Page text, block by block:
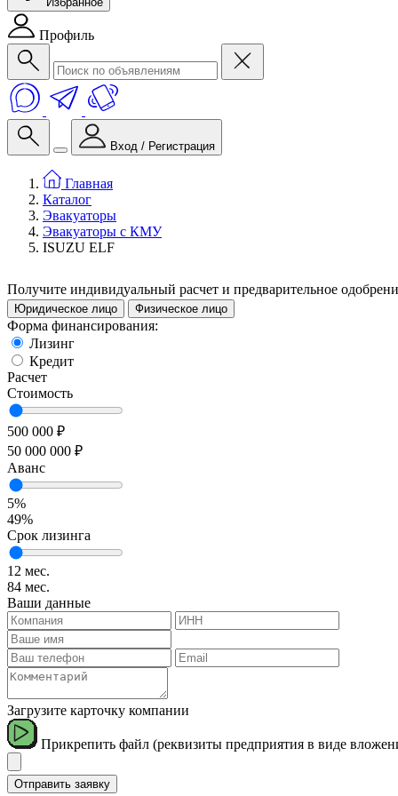
Профиль
Вход / Регистрация
Главная
Каталог
Эвакуаторы
Эвакуаторы с КМУ
ISUZU ELF
Получите индивидуальный расчет и предварительное
Юридическое лицо Физическое лицо
Форма финансирования:
Лизинг
Кредит
Расчет
Стоимость
500 000 ₽
50 000 000 ₽
Аванс
5%
49%
Срок лизинга
12 мес.
84 мес.
Ваши данные
Загрузите карточку компании
Прикрепить файл (реквизиты предприятия в виде
Отправить заявку